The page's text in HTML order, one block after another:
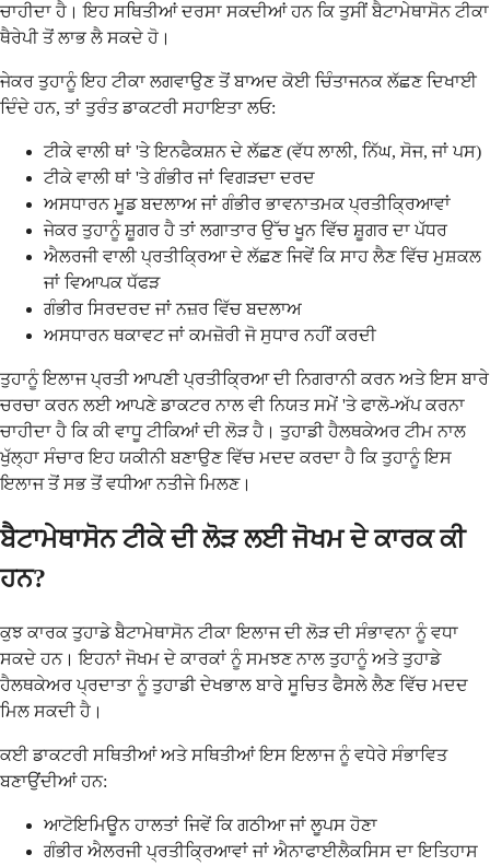
ਚਾਹੀਦਾ ਹੈ। ਇਹ ਸਥਿਤੀਆਂ ਦਰਸਾ ਸਕਦੀਆਂ ਹਨ ਕਿ ਤੁਸੀਂ ਬੈਟਾਮੇਥਾਸੋਨ ਟੀਕਾ
ਥੈਰੇਪੀ ਤੋਂ ਲਾਭ ਲੈ ਸਕਦੇ ਹੋ।
ਜੇਕਰ ਤੁਹਾਨੂੰ ਇਹ ਟੀਕਾ ਲਗਵਾਉਣ ਤੋਂ ਬਾਅਦ ਕੋਈ ਚਿੰਤਾਜਨਕ ਲੱਛਣ ਦਿਖਾਈ
ਦਿੰਦੇ ਹਨ, ਤਾਂ ਤੁਰੰਤ ਡਾਕਟਰੀ ਸਹਾਇਤਾ ਲਓ:
ਟੀਕੇ ਵਾਲੀ ਥਾਂ 'ਤੇ ਇਨਫੈਕਸ਼ਨ ਦੇ ਲੱਛਣ (ਵੱਧ ਲਾਲੀ, ਨਿੱਘ, ਸੋਜ, ਜਾਂ ਪਸ)
ਟੀਕੇ ਵਾਲੀ ਥਾਂ 'ਤੇ ਗੰਭੀਰ ਜਾਂ ਵਿਗੜਦਾ ਦਰਦ
ਅਸਧਾਰਨ ਮੂਡ ਬਦਲਾਅ ਜਾਂ ਗੰਭੀਰ ਭਾਵਨਾਤਮਕ ਪ੍ਰਤੀਕ੍ਰਿਆਵਾਂ
ਜੇਕਰ ਤੁਹਾਨੂੰ ਸ਼ੂਗਰ ਹੈ ਤਾਂ ਲਗਾਤਾਰ ਉੱਚ ਖੂਨ ਵਿੱਚ ਸ਼ੂਗਰ ਦਾ ਪੱਧਰ
ਐਲਰਜੀ ਵਾਲੀ ਪ੍ਰਤੀਕ੍ਰਿਆ ਦੇ ਲੱਛਣ ਜਿਵੇਂ ਕਿ ਸਾਹ ਲੈਣ ਵਿੱਚ ਮੁਸ਼ਕਲ
ਜਾਂ ਵਿਆਪਕ ਧੱਫੜ
ਗੰਭੀਰ ਸਿਰਦਰਦ ਜਾਂ ਨਜ਼ਰ ਵਿੱਚ ਬਦਲਾਅ
ਅਸਧਾਰਨ ਥਕਾਵਟ ਜਾਂ ਕਮਜ਼ੋਰੀ ਜੋ ਸੁਧਾਰ ਨਹੀਂ ਕਰਦੀ
ਤੁਹਾਨੂੰ ਇਲਾਜ ਪ੍ਰਤੀ ਆਪਣੀ ਪ੍ਰਤੀਕ੍ਰਿਆ ਦੀ ਨਿਗਰਾਨੀ ਕਰਨ ਅਤੇ ਇਸ ਬਾਰੇ
ਚਰਚਾ ਕਰਨ ਲਈ ਆਪਣੇ ਡਾਕਟਰ ਨਾਲ ਵੀ ਨਿਯਤ ਸਮੇਂ 'ਤੇ ਫਾਲੋ-ਅੱਪ ਕਰਨਾ
ਚਾਹੀਦਾ ਹੈ ਕਿ ਕੀ ਵਾਧੂ ਟੀਕਿਆਂ ਦੀ ਲੋੜ ਹੈ। ਤੁਹਾਡੀ ਹੈਲਥਕੇਅਰ ਟੀਮ ਨਾਲ
ਖੁੱਲ੍ਹਾ ਸੰਚਾਰ ਇਹ ਯਕੀਨੀ ਬਣਾਉਣ ਵਿੱਚ ਮਦਦ ਕਰਦਾ ਹੈ ਕਿ ਤੁਹਾਨੂੰ ਇਸ
ਇਲਾਜ ਤੋਂ ਸਭ ਤੋਂ ਵਧੀਆ ਨਤੀਜੇ ਮਿਲਣ।
ਬੈਟਾਮੇਥਾਸੋਨ ਟੀਕੇ ਦੀ ਲੋੜ ਲਈ ਜੋਖਮ ਦੇ ਕਾਰਕ ਕੀ
ਹਨ?
ਕੁਝ ਕਾਰਕ ਤੁਹਾਡੇ ਬੈਟਾਮੇਥਾਸੋਨ ਟੀਕਾ ਇਲਾਜ ਦੀ ਲੋੜ ਦੀ ਸੰਭਾਵਨਾ ਨੂੰ ਵਧਾ
ਸਕਦੇ ਹਨ। ਇਹਨਾਂ ਜੋਖਮ ਦੇ ਕਾਰਕਾਂ ਨੂੰ ਸਮਝਣ ਨਾਲ ਤੁਹਾਨੂੰ ਅਤੇ ਤੁਹਾਡੇ
ਹੈਲਥਕੇਅਰ ਪ੍ਰਦਾਤਾ ਨੂੰ ਤੁਹਾਡੀ ਦੇਖਭਾਲ ਬਾਰੇ ਸੂਚਿਤ ਫੈਸਲੇ ਲੈਣ ਵਿੱਚ ਮਦਦ
ਮਿਲ ਸਕਦੀ ਹੈ।
ਕਈ ਡਾਕਟਰੀ ਸਥਿਤੀਆਂ ਅਤੇ ਸਥਿਤੀਆਂ ਇਸ ਇਲਾਜ ਨੂੰ ਵਧੇਰੇ ਸੰਭਾਵਿਤ
ਬਣਾਉਂਦੀਆਂ ਹਨ:
ਆਟੋਇਮਿਊਨ ਹਾਲਤਾਂ ਜਿਵੇਂ ਕਿ ਗਠੀਆ ਜਾਂ ਲੂਪਸ ਹੋਣਾ
ਗੰਭੀਰ ਐਲਰਜੀ ਪ੍ਰਤੀਕ੍ਰਿਆਵਾਂ ਜਾਂ ਐਨਾਫਾਈਲੈਕਸਿਸ ਦਾ ਇਤਿਹਾਸ